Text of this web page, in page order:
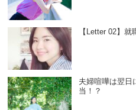
【Letter 02】就
夫婦喧嘩は翌日
当！？